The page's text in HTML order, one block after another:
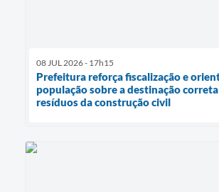
08 JUL 2026 - 17h15
Prefeitura reforça fiscalização e
população sobre a destinação
resíduos da construção civil